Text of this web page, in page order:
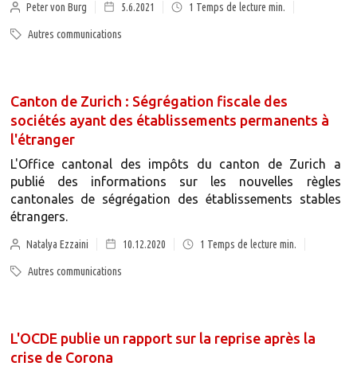
Peter von Burg 5.6.2021 1 Temps de lecture min.
Autres communications
Canton de Zurich : Ségrégation fiscale des
sociétés ayant des établissements permanents à
l'étranger
L'Office cantonal des impôts du canton de Zurich a
publié des informations sur les nouvelles règles
cantonales de ségrégation des établissements stables
étrangers.
Natalya Ezzaini 10.12.2020 1 Temps de lecture min.
Autres communications
L'OCDE publie un rapport sur la reprise après la
crise de Corona